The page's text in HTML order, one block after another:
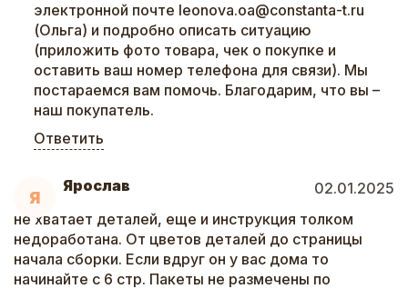
электронной почте leonova.oa@constanta-t.ru
(Ольга) и подробно описать ситуацию
(приложить фото товара, чек о покупке и
оставить ваш номер телефона для связи). Мы
постараемся вам помочь. Благодарим, что вы –
наш покупатель.
Ответить
Я
Ярослав
02.01.2025
не хватает деталей, еще и инструкция толком
недоработана. От цветов деталей до страницы
начала сборки. Если вдруг он у вас дома то
начинайте с 6 стр. Пакеты не размечены по